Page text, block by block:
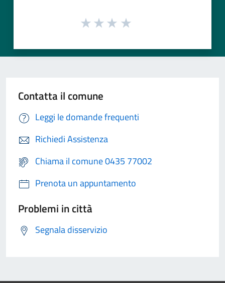
Contatta il comune
Leggi le domande frequenti
Richiedi Assistenza
Chiama il comune 0435 77002
Prenota un appuntamento
Problemi in città
Segnala disservizio